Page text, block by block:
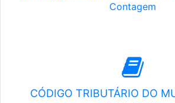
Contagem
CÓDIGO TRIBUTÁRIO DO